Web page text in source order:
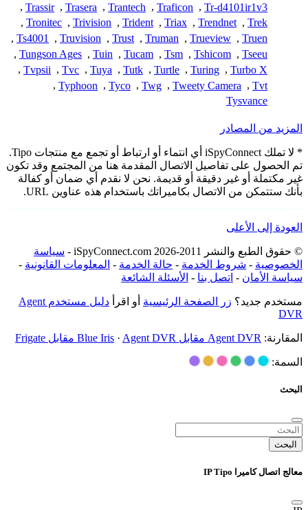
Tr-d4101ir1v3
,
Traficon
,
Trantech
,
Trasera
,
Trassir
,
Trek
,
Trendnet
,
Triax
,
Trident
,
Trivision
,
Tronitec
,
Truen
,
Trueview
,
Truman
,
Trust
,
Truvision
,
Ts4001
,
Tseeu
,
Tshicom
,
Tsm
,
Tucam
,
Tuin
,
Tungson Ages
,
Turbo X
,
Turing
,
Turtle
,
Tutk
,
Tuya
,
Tvc
,
Tvpsii
,
Tvt
,
Tweety Camera
,
Twg
,
Tyco
,
Typhoon
,
Tysvance
المزيد من المصادر
* لا تملك iSpyConnect أي انتماء أو ارتباط أو تجمع مع منتجات Tipo.
تم الحصول على تفاصيل الاتصال المقدمة هنا من المجتمع وقد تكون
غير مكتملة أو غير دقيقة أو قديمة. نحن لا نقدم أي ضمان أو كفالة
بأنك ستتمكن من الاتصال بكاميراتك باستخدام هذه عناوين URL.
العودة إلى الأعلى
© حقوق الطبع والنشر 2011-2026 iSpyConnect.com -
سياسة
الخصوصية - شروط الخدمة - حالة الخدمة - المعلومات القانونية -
سياسة الأمان - اتصل بنا - الأسئلة الشائعة
مستخدم جديد؟ زر الصفحة الرئيسية أو اقرأ
دليل مستخدم Agent
DVR
المقارنة: Agent DVR مقابل Blue Iris · Agent DVR مقابل Frigate
السمة:
البحث
البحث
معالج اتصال كاميرا IP Tipo